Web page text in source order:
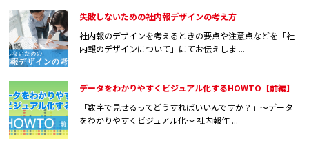
失敗しないための社内報デザインの考え方
社内報のデザインを考えるときの要点や注意点などを「社
内報のデザインについて」にてお伝えしま ...
データをわかりやすくビジュアル化するHOWTO【前編】
「数字で見せるってどうすればいいんですか？」〜データ
をわかりやすくビジュアル化〜 社内報作 ...